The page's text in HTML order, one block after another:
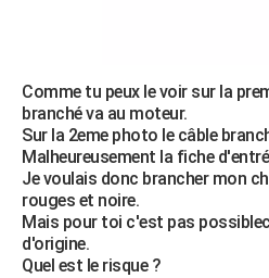
Comme tu peux le voir sur la
branché va au moteur.
Sur la 2eme photo le câble
Malheureusement la fiche
Je voulais donc brancher mon
rouges et noire.
Mais pour toi c'est pas
d'origine.
Quel est le risque ?